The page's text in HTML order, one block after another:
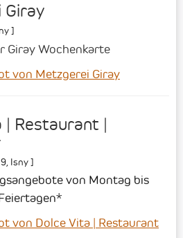
Giray
]
Giray Wochenkarte
von Metzgerei Giray
| Restaurant |
Isny]
von Montag bis
von Dolce Vita | Restaurant